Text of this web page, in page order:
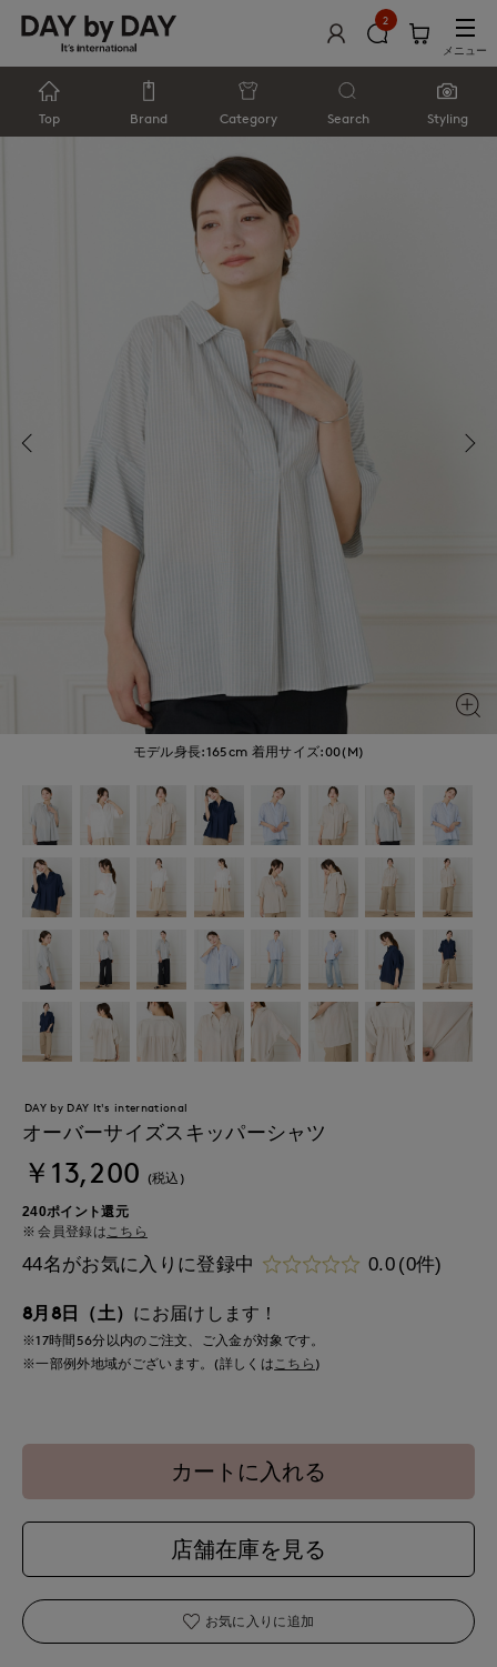
2
メニュー
Top Brand Category Search Styling
モデル身長:165cm 着用サイズ:00(M)
DAY by DAY It's international
オーバーサイズスキッパーシャツ
￥13,200 (税込)
240ポイント還元
会員登録はこちら
44名がお気に入りに登録中 0.0 (0件)
8月8日（土） にお届けします！
※17時間 56分以内のご注文、ご入金が対象です。
※一部例外地域がございます。(詳しくは こちら )
カートに入れる
店舗在庫を見る
お気に入りに追加